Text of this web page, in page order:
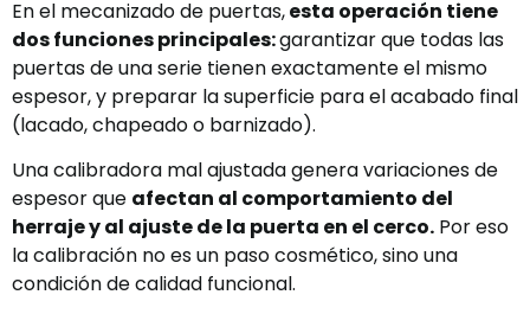
En el mecanizado de puertas,esta operación tiene
dos funciones principales:garantizar que todas las
puertas de una serie tienen exactamente el mismo
espesor, y preparar la superficie para el acabado final
(lacado, chapeado o barnizado).
Una calibradora mal ajustada genera variaciones de
espesor que afectan al comportamiento del
herraje y al ajuste de la puerta en el cerco. Por eso
la calibración no es un paso cosmético, sino una
condición de calidad funcional.